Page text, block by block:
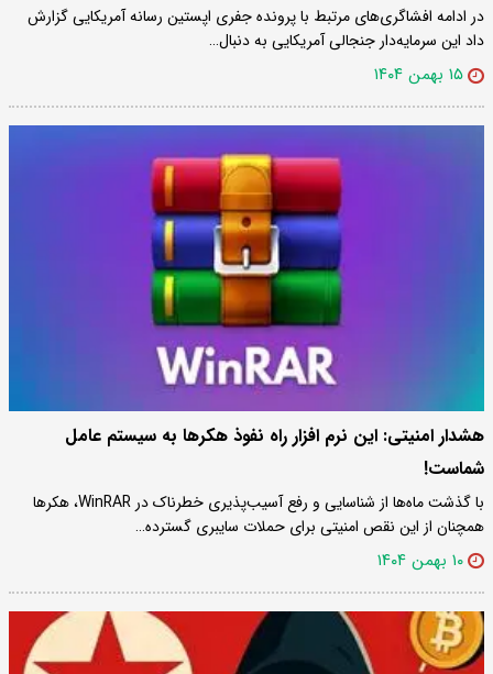
در ادامه افشاگری‌های مرتبط با پرونده جفری اپستین رسانه آمریکایی گزارش
داد این سرمایه‌دار جنجالی آمریکایی به دنبال…
۱۵ بهمن ۱۴۰۴
هشدار امنیتی: این نرم‌ افزار راه نفوذ هکرها به سیستم‌ عامل
شماست!
با گذشت ماه‌ها از شناسایی و رفع آسیب‌پذیری خطرناک در WinRAR، هکرها
همچنان از این نقص امنیتی برای حملات سایبری گسترده…
۱۰ بهمن ۱۴۰۴